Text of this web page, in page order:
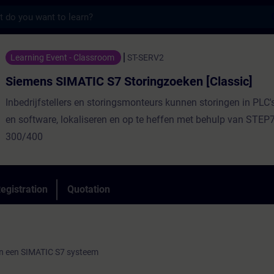
S7 Storingzoeken [Classic] -
Learning Event - Classroom ST-SERV2
Siemens SIMATIC S7 Storingzoeken [Classic]
Inbedrijfstellers en storingsmonteurs kunnen storingen in
en software, lokaliseren en op te heffen met behulp van
300/400
Quotation
SIMATIC S7 systeem